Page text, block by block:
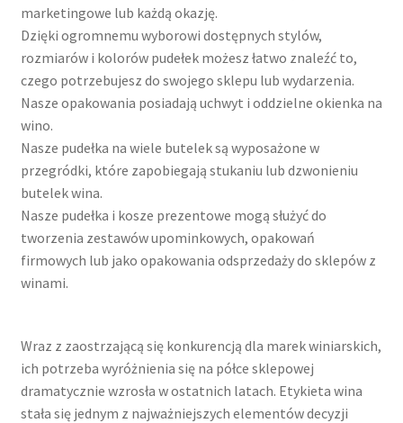
marketingowe lub każdą okazję.
Dzięki ogromnemu wyborowi dostępnych stylów,
rozmiarów i kolorów pudełek możesz łatwo znaleźć to,
czego potrzebujesz do swojego sklepu lub wydarzenia.
Nasze opakowania posiadają uchwyt i oddzielne okienka na
wino.
Nasze pudełka na wiele butelek są wyposażone w
przegródki, które zapobiegają stukaniu lub dzwonieniu
butelek wina.
Nasze pudełka i kosze prezentowe mogą służyć do
tworzenia zestawów upominkowych, opakowań
firmowych lub jako opakowania odsprzedaży do sklepów z
winami.
Wraz z zaostrzającą się konkurencją dla marek winiarskich,
ich potrzeba wyróżnienia się na półce sklepowej
dramatycznie wzrosła w ostatnich latach. Etykieta wina
stała się jednym z najważniejszych elementów decyzji